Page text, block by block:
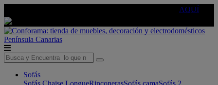
AQUÍ
Península Canarias
Sofás
Sofás Chaise LongueRinconerasSofás camaSofás 2